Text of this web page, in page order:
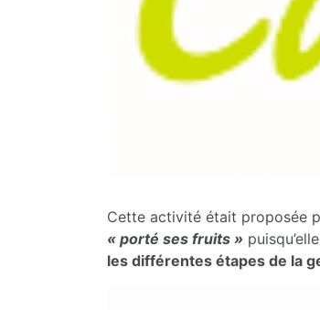
Cette activité était proposée
« porté ses fruits »
les différentes étapes de la